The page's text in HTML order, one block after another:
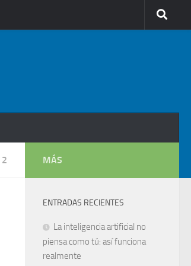
2 MÁS
ENTRADAS RECIENTES
La inteligencia artificial no
piensa como tú: así funciona
realmente